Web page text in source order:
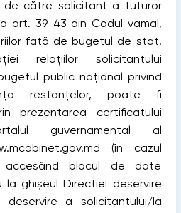
de către solicitant a tuturor
art. 39-43 din Codul vamal,
față de bugetul de stat.
relațiilor solicitantului
public național privind
restanțelor, poate fi
prezentarea certificatului
guvernamental al
(în cazul
accesând blocul de date
la ghișeul Direcției deservire
a solicitantului/la